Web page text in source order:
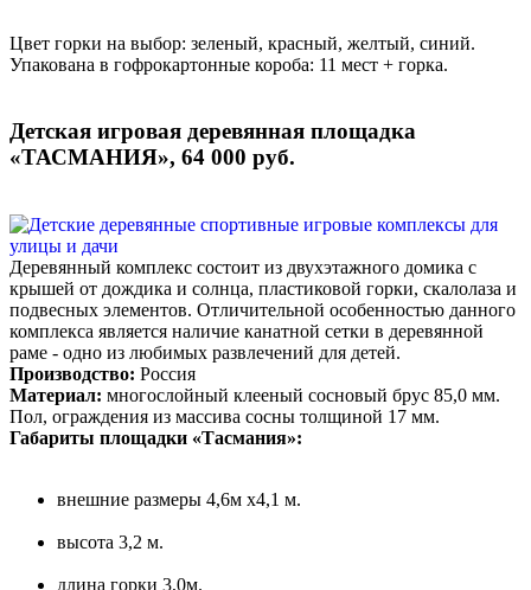
Цвет горки на выбор: зеленый, красный, желтый, синий.
Упакована в гофрокартонные короба: 11 мест + горка.
Детская игровая деревянная площадка
«ТАСМАНИЯ», 64 000 руб.
Деревянный комплекс состоит из двухэтажного домика с
крышей от дождика и солнца, пластиковой горки, скалолаза и
подвесных элементов. Отличительной особенностью данного
комплекса является наличие канатной сетки в деревянной
раме - одно из любимых развлечений для детей.
Производство: Россия
Материал: многослойный клееный сосновый брус 85,0 мм.
Пол, ограждения из массива сосны толщиной 17 мм.
Габариты площадки «Тасмания»:
внешние размеры 4,6м х4,1 м.
высота 3,2 м.
длина горки 3,0м.